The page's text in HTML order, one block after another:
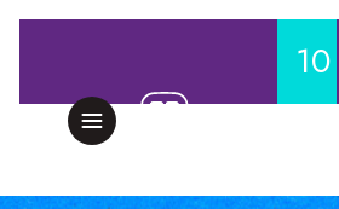
10